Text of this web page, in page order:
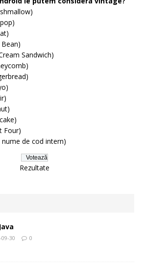
Bean)
Sandwich)
Four)
de cod intern)
Rezultate
30 0